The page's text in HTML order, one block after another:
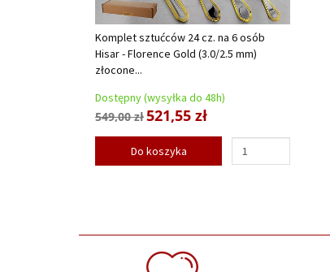
Komplet sztućców 24 cz. na 6 osób
Hisar - Florence Gold (3.0/2.5 mm)
złocone...
Dostępny (wysyłka do 48h)
549,00 zł521,55 zł
Do koszyka